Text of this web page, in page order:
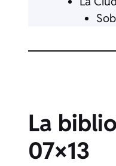
La
07×13